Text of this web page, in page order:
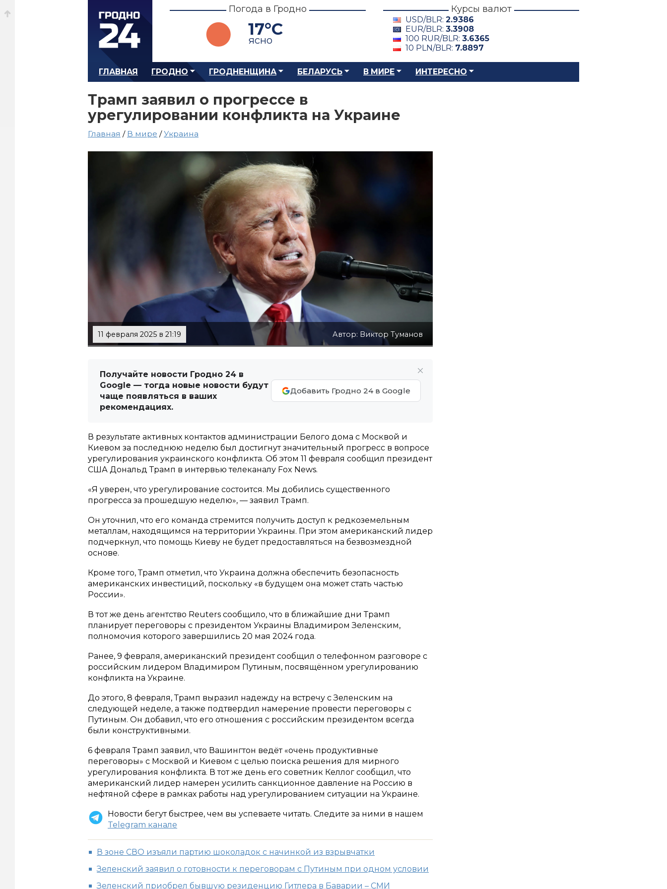
Погода в Гродно
17°C
ясно
Курсы валют
USD/BLR: 2.9386
EUR/BLR: 3.3908
100 RUR/BLR: 3.6365
10 PLN/BLR: 7.8897
ГЛАВНАЯ ГРОДНО ГРОДНЕНЩИНА БЕЛАРУСЬ В МИРЕ ИНТЕРЕСНО
Трамп заявил о прогрессе в
урегулировании конфликта на Украине
Главная / В мире /Украина
11 февраля 2025 в 21:19 Автор: Виктор Туманов
Получайте новости Гродно 24 в
Google — тогда новые новости будут
чаще появляться в ваших
рекомендациях.
Добавить Гродно 24 в Google
В результате активных контактов администрации Белого дома с Москвой и
Киевом за последнюю неделю был достигнут значительный прогресс в вопросе
урегулирования украинского конфликта. Об этом 11 февраля сообщил президент
США Дональд Трамп в интервью телеканалу Fox News.
«Я уверен, что урегулирование состоится. Мы добились существенного
прогресса за прошедшую неделю», — заявил Трамп.
Он уточнил, что его команда стремится получить доступ к редкоземельным
металлам, находящимся на территории Украины. При этом американский лидер
подчеркнул, что помощь Киеву не будет предоставляться на безвозмездной
основе.
Кроме того, Трамп отметил, что Украина должна обеспечить безопасность
американских инвестиций, поскольку «в будущем она может стать частью
России».
В тот же день агентство Reuters сообщило, что в ближайшие дни Трамп
планирует переговоры с президентом Украины Владимиром Зеленским,
полномочия которого завершились 20 мая 2024 года.
Ранее, 9 февраля, американский президент сообщил о телефонном разговоре с
российским лидером Владимиром Путиным, посвящённом урегулированию
конфликта на Украине.
До этого, 8 февраля, Трамп выразил надежду на встречу с Зеленским на
следующей неделе, а также подтвердил намерение провести переговоры с
Путиным. Он добавил, что его отношения с российским президентом всегда
были конструктивными.
6 февраля Трамп заявил, что Вашингтон ведёт «очень продуктивные
переговоры» с Москвой и Киевом с целью поиска решения для мирного
урегулирования конфликта. В тот же день его советник Келлог сообщил, что
американский лидер намерен усилить санкционное давление на Россию в
нефтяной сфере в рамках работы над урегулированием ситуации на Украине.
Новости бегут быстрее, чем вы успеваете читать. Следите за ними в нашем
Telegram канале
В зоне СВО изъяли партию шоколадок с начинкой из взрывчатки
Зеленский заявил о готовности к переговорам с Путиным при одном условии
Зеленский приобрел бывшую резиденцию Гитлера в Баварии – СМИ